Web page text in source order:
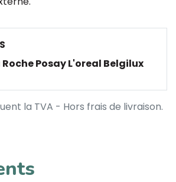
Roche Posay L'oreal Belgilux
la TVA - Hors frais de livraison.